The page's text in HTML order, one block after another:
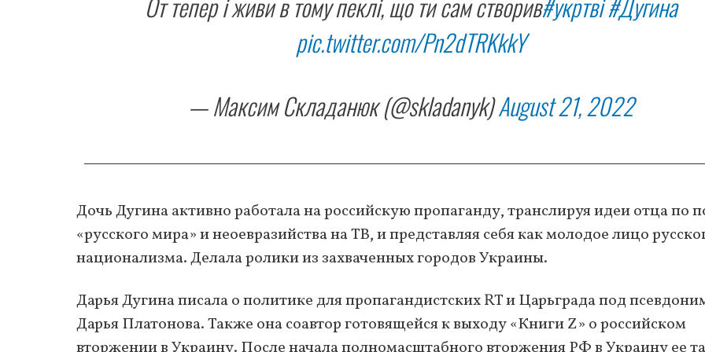
pic.twitter.com/Pn2dTRKkkY
— Максим Складанюк (@skladanyk)August 21, 2022
Дочь Дугина активно работала на российскую пропаганду, транслируя идеи отца по
«русского мира» и неоевразийства на ТВ, и представляя себя как молодое лицо
национализма. Делала ролики из захваченных городов Украины.
Дарья Дугина писала о политике для пропагандистских RT и Царьграда под
Дарья Платонова. Также она соавтор готовящейся к выходу «Книги Z» о российском